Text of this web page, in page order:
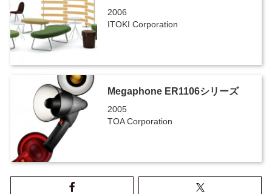
2006
ITOKI Corporation
Megaphone ER1106シリーズ
2005
TOA Corporation